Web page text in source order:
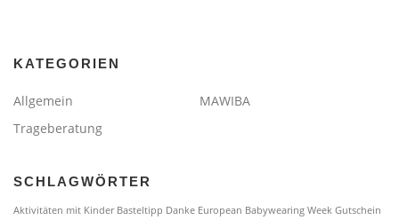
KATEGORIEN
Allgemein
MAWIBA
Trageberatung
SCHLAGWÖRTER
Aktivitäten mit Kinder Basteltipp Danke European Babywearing Week Gutschein